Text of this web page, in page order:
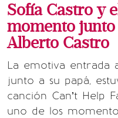
Sofía Castro y
momento junto
Alberto Castro
La emotiva entrada
junto a su papá,
canción Can’t Help
uno de los